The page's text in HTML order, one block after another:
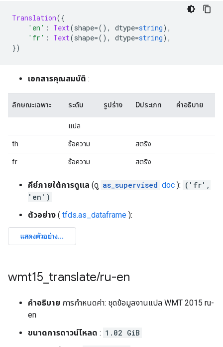
Translation({
'en' : Text(shape=(), dtype=string),
'fr' : Text(shape=(), dtype=string),
})
เอกสารคุณสมบัติ :
ลักษณะเฉพาะ ระดับ รูปร่าง Dประเภท คำอธิบาย
แปล
th ข้อความ สตริง
fr ข้อความ สตริง
คีย์ภายใต้การดูแล (ดู as_supervised doc ): ('fr',
'en')
ตัวอย่าง ( tfds.as_dataframe ):
wmt15 translate/ru-en
คำอธิบาย การกำหนดค่า: ชุดข้อมูลงานแปล WMT 2015 ru-
en
ขนาดการดาวน์โหลด : 1.02 GiB